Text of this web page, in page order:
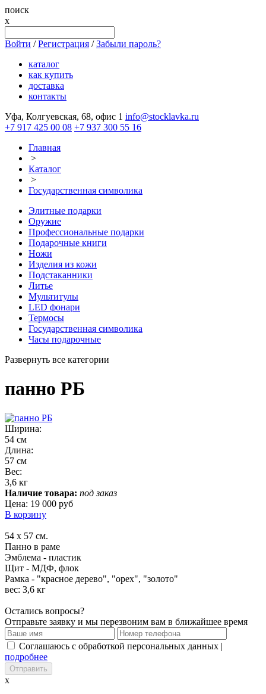
поиск
x
Войти / Регистрация / Забыли пароль?
каталог
как купить
доставка
контакты
Уфа, Колгуевская, 68, офис 1 info@stocklavka.ru
+7 917 425 00 08 +7 937 300 55 16
Главная
>
Каталог
>
Государственная символика
Элитные подарки
Оружие
Профессиональные подарки
Подарочные книги
Ножи
Изделия из кожи
Подстаканники
Литье
Мультитулы
LED фонари
Термосы
Государственная символика
Часы подарочные
Развернуть все категории
панно РБ
Ширина:
54 см
Длина:
57 см
Вес:
3,6 кг
Наличие товара: под заказ
Цена: 19 000 руб
В корзину
54 x 57 см.
Панно в раме
Эмблема - пластик
Щит - МДФ, флок
Рамка - "красное дерево", "орех", "золото"
вес: 3,6 кг
Остались вопросы?
Отправьте заявку и мы перезвоним вам в ближайшее время
Соглашаюсь с обработкой персональных данных |
подробнее
x